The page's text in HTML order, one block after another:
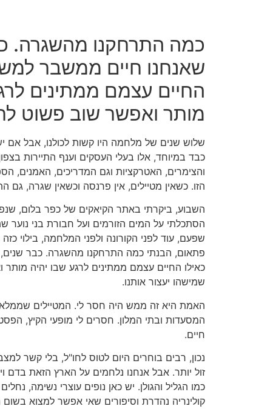
כמה התרחקנו מהשגרה.
שאנחנו חיים ממשבר
החיים עצמם ממתינים
מותר ואפשר שוב פשוט
שלוש שנים של מלחמה היו קשות לכולנו, אבל אם
כבד במיוחד, אלו בעלי העסקים וענף התיירות
והצימרים, האטרקציות וגם המדריכים, האמנים,
הזו. כשאין מטיילים, אין פרנסה וכשאין שגרה, גם
השבוע, ביקרתי באתר הקיאקים של כפר בלום,
הסתכלתי על המים הזורמים ועל חבורת בני נוער
שפעם, עוד לפני הקורונה ולפני המלחמה, בילוי
פתאום, הבנתי כמה התרחקנו מהשגרה. כבר
כאילו החיים עצמם ממתינים לרגע שבו יהיה
שמישהו יעצור אותנו.
האמת היא זה ממש היה חסר לי. המטיילים
המסעדות ובתי המלון. חסרים לי מופעי הקיץ,
חיים.
נכון, רבים בוחרים היום לטוס לחו"ל, בלי קשר
זול יותר. אבל אנחנו נלחמים על הארץ הזאת בדם
כמו הגליל והגולן. יש כאן נופים עוצרי נשימה,
קולינריה נהדרת וסיפורים שאי אפשר למצוא